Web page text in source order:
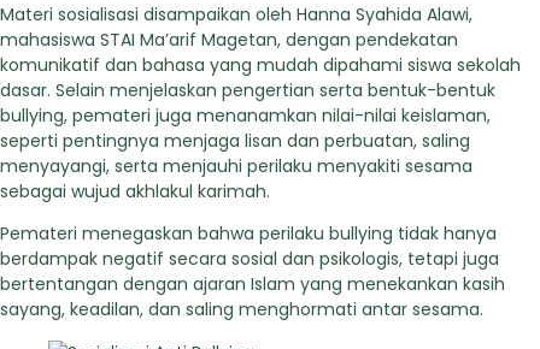
Materi sosialisasi disampaikan oleh Hanna Syahida Alawi,
mahasiswa STAI Ma’arif Magetan, dengan pendekatan
komunikatif dan bahasa yang mudah dipahami siswa sekolah
dasar. Selain menjelaskan pengertian serta bentuk-bentuk
bullying, pemateri juga menanamkan nilai-nilai keislaman,
seperti pentingnya menjaga lisan dan perbuatan, saling
menyayangi, serta menjauhi perilaku menyakiti sesama
sebagai wujud akhlakul karimah.
Pemateri menegaskan bahwa perilaku bullying tidak hanya
berdampak negatif secara sosial dan psikologis, tetapi juga
bertentangan dengan ajaran Islam yang menekankan kasih
sayang, keadilan, dan saling menghormati antar sesama.